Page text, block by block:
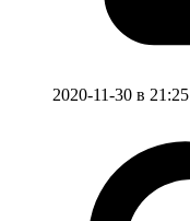
2020-11-30 в 21:25